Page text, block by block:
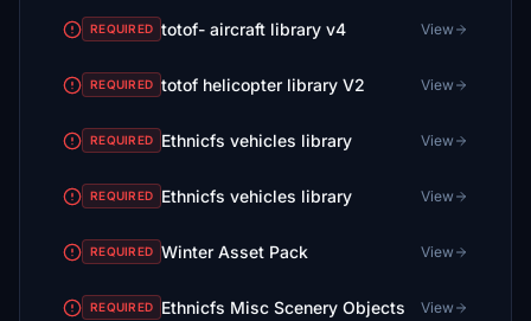
REQUIRED totof- aircraft library v4 View
REQUIRED totof helicopter library V2 View
REQUIRED Ethnicfs vehicles library View
REQUIRED Ethnicfs vehicles library View
REQUIRED Winter Asset Pack View
REQUIRED Ethnicfs Misc Scenery Objects View